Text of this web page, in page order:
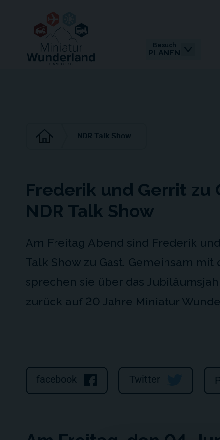
Besuch
PLANEN
NDR Talk Show
Frederik und Gerrit zu
NDR Talk Show
Am Freitag Abend sind Frederik
Talk Show zu Gast. Gemeinsam
sprechen sie über das
zurück auf 20 Jahre Miniatur
facebook Twitter